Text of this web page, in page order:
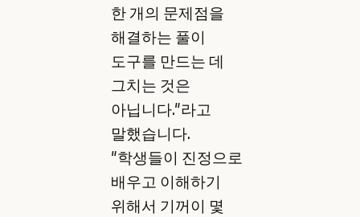
한 개의 문제점을
해결하는 풀이
도구를 만드는 데
그치는 것은
아닙니다."라고
말했습니다.
"학생들이 진정으로
배우고 이해하기
위해서 기꺼이 몇